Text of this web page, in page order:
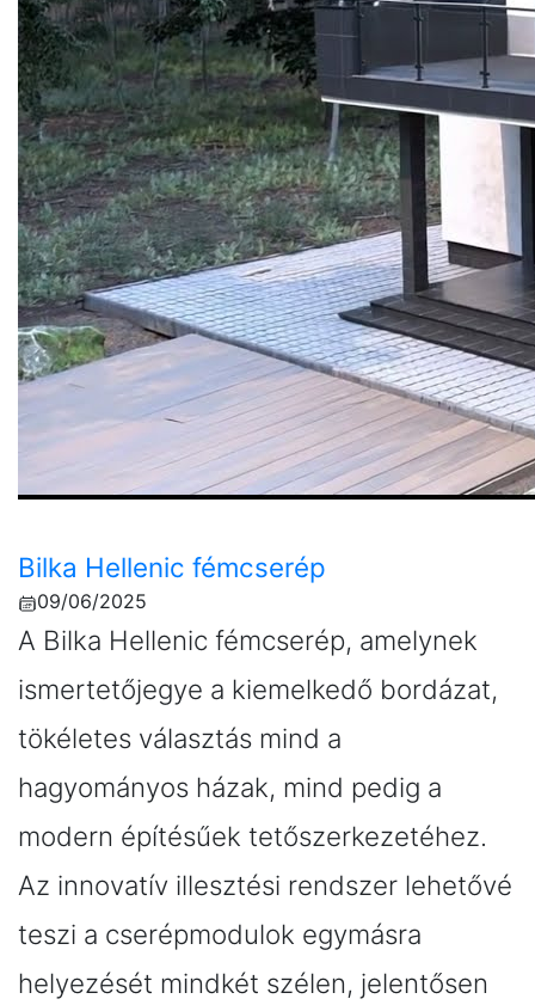
Bilka Hellenic fémcserép
09/06/2025
A Bilka Hellenic fémcserép, amelynek
ismertetőjegye a kiemelkedő bordázat,
tökéletes választás mind a
hagyományos házak, mind pedig a
modern építésűek tetőszerkezetéhez.
Az innovatív illesztési rendszer lehetővé
teszi a cserépmodulok egymásra
helyezését mindkét szélen, jelentősen